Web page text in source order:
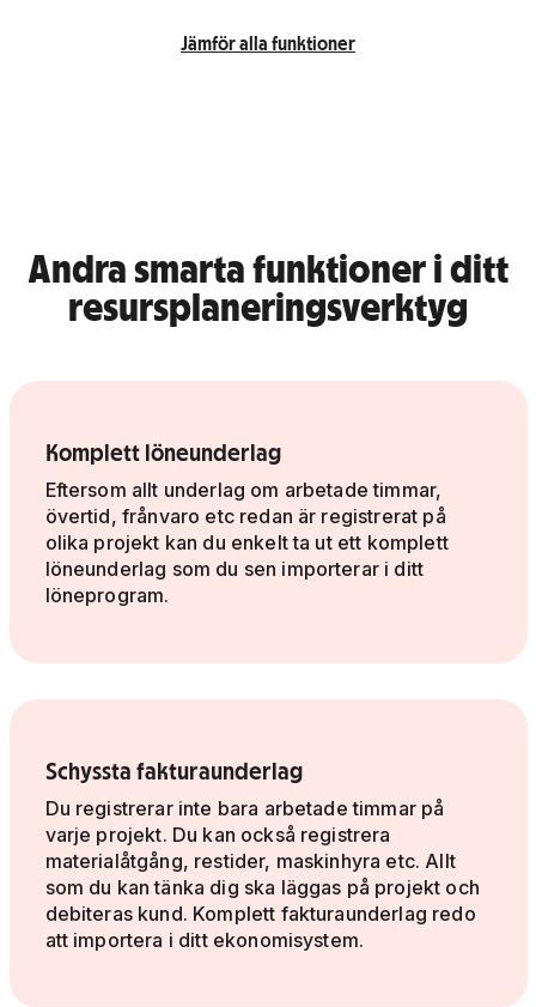
Jämför alla funktioner
Andra smarta funktioner i ditt
resursplaneringsverktyg
Komplett löneunderlag
Eftersom allt underlag om arbetade timmar,
övertid, frånvaro etc redan är registrerat på
olika projekt kan du enkelt ta ut ett komplett
löneunderlag som du sen importerar i ditt
löneprogram.
Schyssta fakturaunderlag
Du registrerar inte bara arbetade timmar på
varje projekt. Du kan också registrera
materialåtgång, restider, maskinhyra etc. Allt
som du kan tänka dig ska läggas på projekt och
debiteras kund. Komplett fakturaunderlag redo
att importera i ditt ekonomisystem.